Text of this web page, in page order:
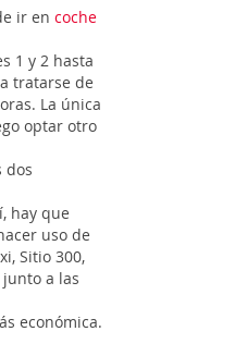
ir en coche
1 y 2 hasta
tratarse de
La única
optar otro
dos
hay que
uso de
Sitio 300,
a las
económica.